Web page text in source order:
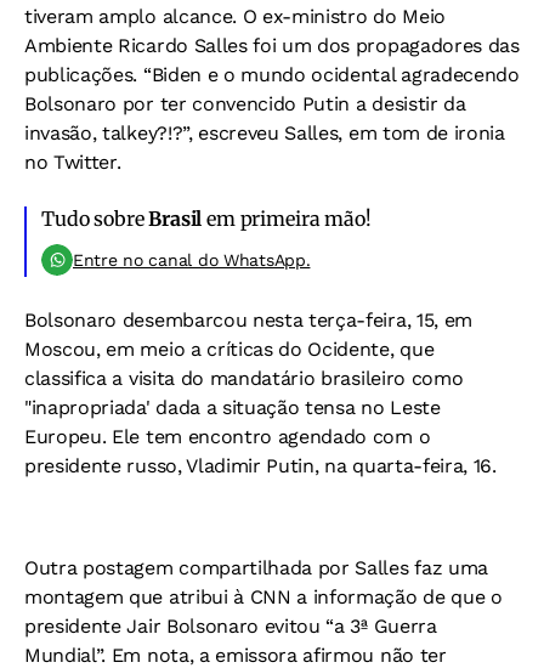
tiveram amplo alcance. O ex-ministro do Meio
Ambiente Ricardo Salles foi um dos propagadores das
publicações. “Biden e o mundo ocidental agradecendo
Bolsonaro por ter convencido Putin a desistir da
invasão, talkey?!?”, escreveu Salles, em tom de ironia
no Twitter.
Tudo sobreBrasil em primeira mão!
Entre no canal do WhatsApp.
Bolsonaro desembarcou nesta terça-feira, 15, em
Moscou, em meio a críticas do Ocidente, que
classifica a visita do mandatário brasileiro como
"inapropriada' dada a situação tensa no Leste
Europeu. Ele tem encontro agendado com o
presidente russo, Vladimir Putin, na quarta-feira, 16.
Outra postagem compartilhada por Salles faz uma
montagem que atribui à CNN a informação de que o
presidente Jair Bolsonaro evitou “a 3ª Guerra
Mundial”. Em nota, a emissora afirmou não ter